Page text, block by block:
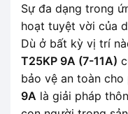
Sự đa dạng trong
hoạt tuyệt vời của
Dù ở bất kỳ vị trí
T25KP 9A (7-11A)
bảo vệ an toàn
9A là giải pháp